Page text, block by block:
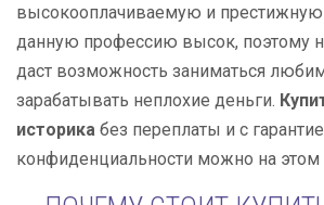
высокооплачиваемую и престижную
данную профессию высок, поэтому
даст возможность заниматься
зарабатывать неплохие деньги.
историка без переплаты и с
конфиденциальности можно на этом